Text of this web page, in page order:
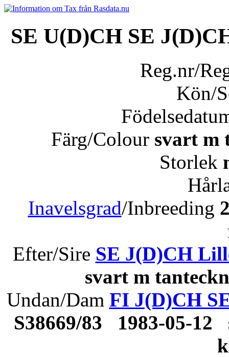
SE U(D)CH SE
Reg.nr/
Kön/
Färg/Colour svart m
Storlek
Inavelsgrad/Inbreeding
Efter/Sire SE J(D)CH
svart m
Undan/Dam FI J(D)CH
S38669/83 1983-05-